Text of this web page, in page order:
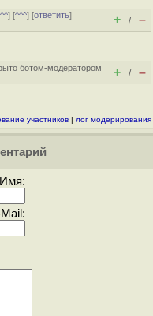
^^] [^^^] [ответить]
+ / –
ботом-модератором
+ / –
участников | лог модерирования
Имя: